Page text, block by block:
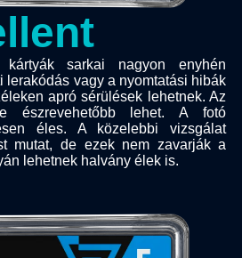
kártyák sarkai nagyon enyhén
lerakódás vagy a nyomtatási hibák
apró sérülések lehetnek. Az
észrevehetőbb lehet. A fotó
éles. A közelebbi vizsgálat
mutat, de ezek nem zavarják a
lehetnek halvány élek is.